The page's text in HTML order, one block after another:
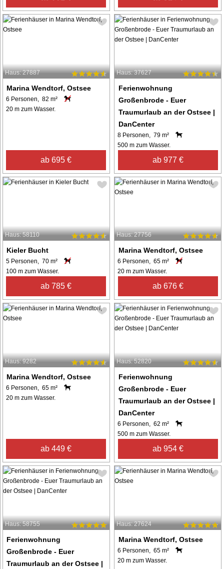
Haus: 27887
Marina Wendtorf, Ostsee
6 Personen, 82 m²
20 m zum Wasser.
ab 695 €
Haus: 37627
Ferienwohnung
Großenbrode - Euer
Traumurlaub an der Ostsee |
DanCenter
8 Personen, 79 m²
500 m zum Wasser.
ab 977 €
Haus: 58110
Kieler Bucht
5 Personen, 70 m²
100 m zum Wasser.
ab 785 €
Haus: 27756
Marina Wendtorf, Ostsee
6 Personen, 65 m²
20 m zum Wasser.
ab 676 €
Haus: 9282
Marina Wendtorf, Ostsee
6 Personen, 65 m²
20 m zum Wasser.
ab 449 €
Haus: 52820
Ferienwohnung
Großenbrode - Euer
Traumurlaub an der Ostsee |
DanCenter
6 Personen, 62 m²
500 m zum Wasser.
ab 954 €
Haus: 58755
Ferienwohnung
Großenbrode - Euer
Traumurlaub an der Ostsee |
Haus: 27624
Marina Wendtorf, Ostsee
6 Personen, 65 m²
20 m zum Wasser.